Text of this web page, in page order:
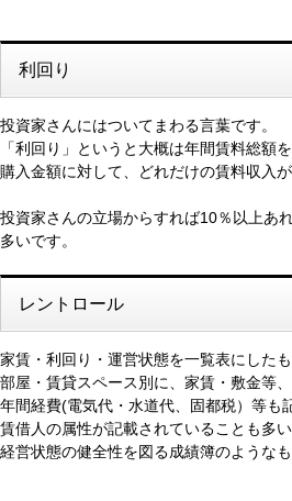
利回り
投資家さんにはついてまわる言葉です。
「利回り」というと大概は年間賃料総額
購入金額に対して、どれだけの賃料収入
投資家さんの立場からすれば10％以上あ
多いです。
レントロール
家賃・利回り・運営状態を一覧表にした
部屋・賃貸スペース別に、家賃・敷金等
年間経費(電気代・水道代、固都税）等も
賃借人の属性が記載されていることも多
経営状態の健全性を図る成績簿のようなも